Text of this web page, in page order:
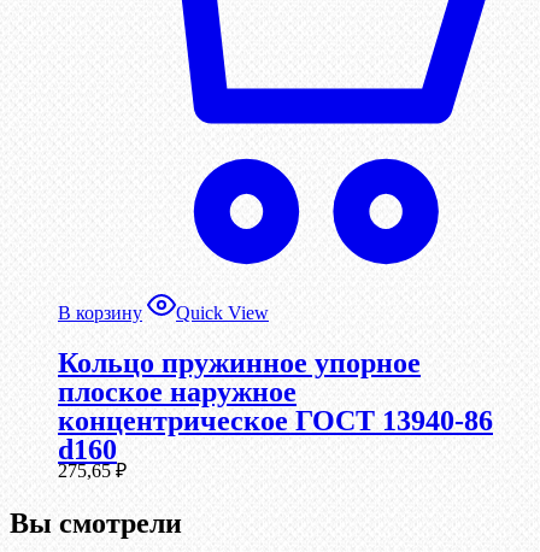
В корзину Quick View
Кольцо пружинное упорное
плоское наружное
концентрическое ГОСТ 13940-86
d160
275,65₽
Вы смотрели